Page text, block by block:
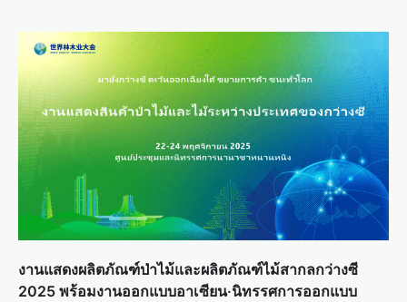
งานแสดงผลิตภัณฑ์ป่าไม้และผลิตภัณฑ์ไม้สากลกว่างซี
2025 พร้อมงานออกแบบอาเซียน·นิทรรศการออกแบบ